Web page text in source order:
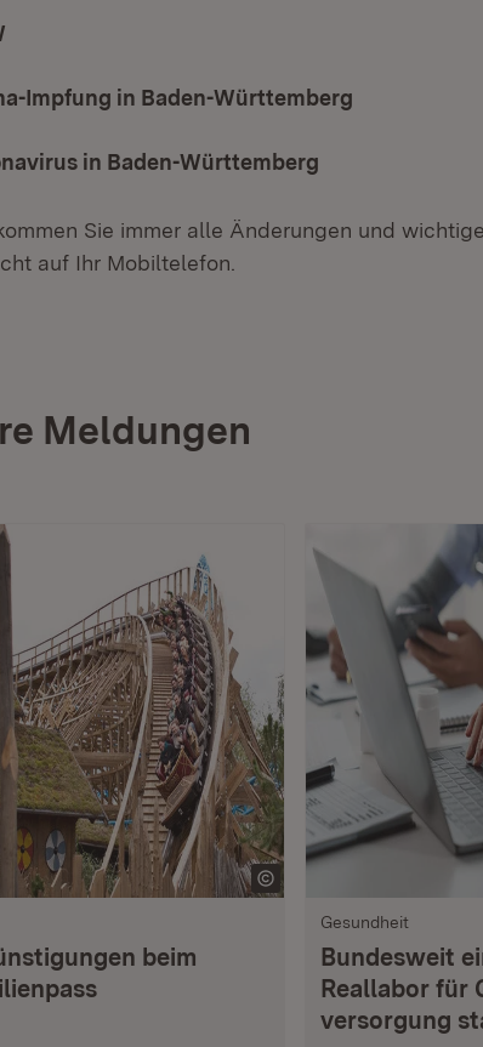
Impfung in Baden-Württemberg
in Baden-Württemberg
Sie immer alle Änderungen und wichtige
auf Ihr Mobiltelefon.
Meldungen
beim
Gesundheit
Bundesweit
Reallabor für
versorgung